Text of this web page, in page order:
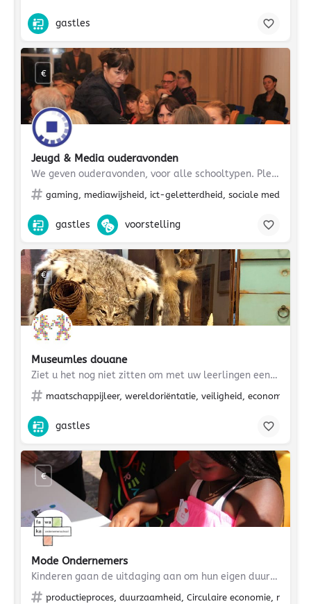
gastles
Jeugd & Media ouderavonden
We geven ouderavonden, voor alle schooltypen. Plenaire presentaties, of werken in groepjes – alles kan. We…
gaming, mediawijsheid, ict-geletterdheid, sociale media,
€
gastles voorstelling
Museumles douane
Ziet u het nog niet zitten om met uw leerlingen een bezoek te brengen aan het museum ? In deze lastige tijd…
maatschappijleer, wereldoriëntatie, veiligheid, economie,
€
gastles
Mode Ondernemers
Kinderen gaan de uitdaging aan om hun eigen duurzame fashion brand te ontwikkelen en het meest succesvolle…
productieproces, duurzaamheid, Circulaire economie,
€